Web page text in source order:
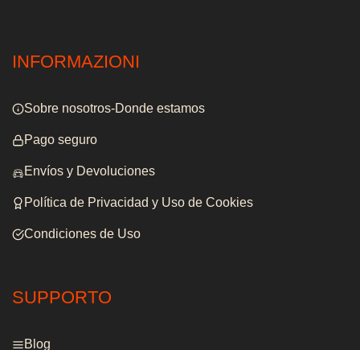
INFORMAZIONI
Sobre nosotros-Donde estamos
Pago seguro
Envíos y Devoluciones
Política de Privacidad y Uso de Cookies
Condiciones de Uso
SUPPORTO
Blog